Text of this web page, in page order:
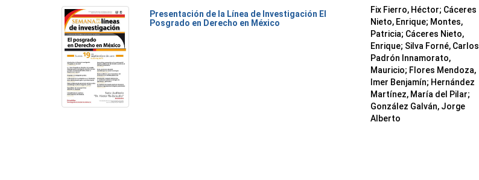
Presentación de la Línea de Investigación El
Posgrado en Derecho en México
Fix Fierro, Héctor; Cáceres
Nieto, Enrique; Montes,
Patricia; Cáceres Nieto,
Enrique; Silva Forné, Carlos
Padrón Innamorato,
Mauricio; Flores Mendoza,
Imer Benjamín; Hernández
Martínez, María del Pilar;
González Galván, Jorge
Alberto